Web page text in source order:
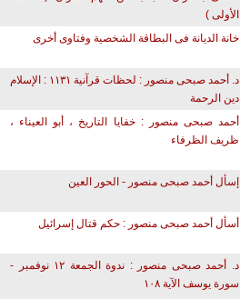
الأولى )
خانة الديانة فى البطاقة الشخصية وفتاوى أخرى
د. أحمد صبحى منصور : لحظات قرآنية ١١٣١ : الإسلام
دين الرحمة
أحمد صبحى منصور : خفايا التاريخ ، أبو العيناء ،
ظريف الظرفاء
إسأل أحمد صبحى منصور - الحور العين
أسأل أحمد صبحى منصور : حكم قتال إسرائيل
د. أحمد صبحى منصور : ندوة الجمعة ١٢ نوفمبر -
سورة يوسف الآية ١٠٨